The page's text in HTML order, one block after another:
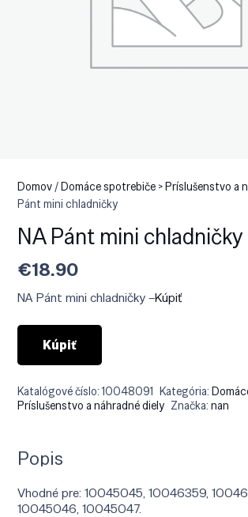
Domov/Domáce spotrebiče > Príslušenstvo a
Pánt mini chladničky
NA Pánt mini chladničky
€18.90
NA Pánt mini chladničky –Kúpiť
Kúpiť
Katalógové číslo:10048091 Kategória:
Príslušenstvo a náhradné diely Značka:nan
Popis
Vhodné pre: 10045045, 10046359,
10045046, 10045047.